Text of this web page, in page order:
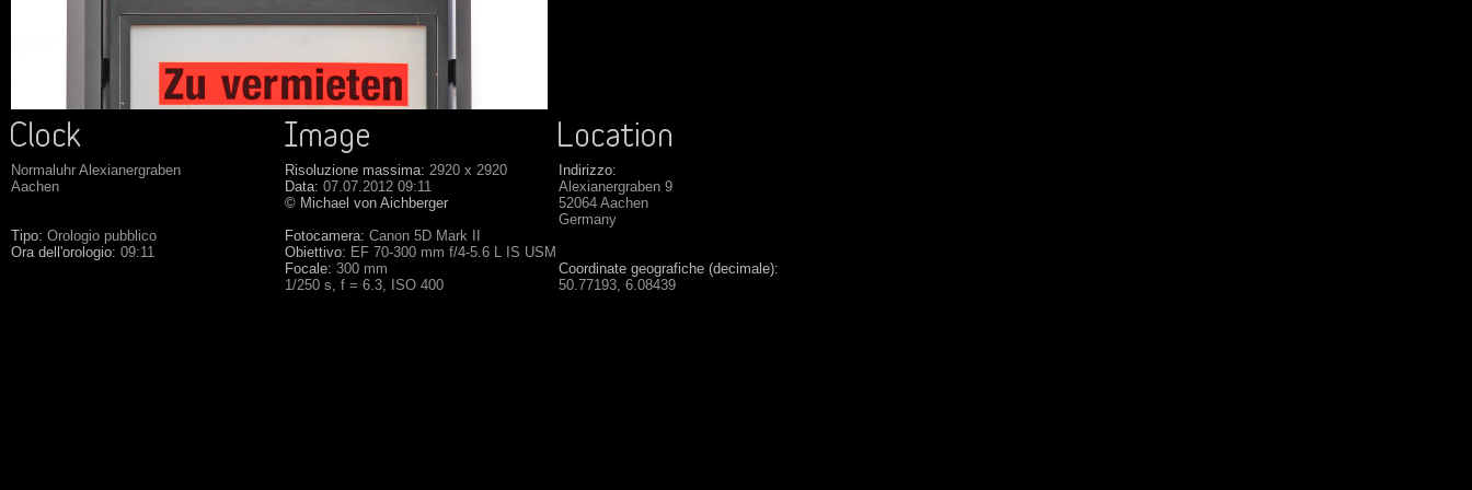
Normaluhr Alexianergraben
Aachen
Tipo: Orologio pubblico
Ora dell'orologio: 09:11
Risoluzione massima: 2920 x 2920
Data: 07.07.2012 09:11
© Michael von Aichberger
Fotocamera: Canon 5D Mark II
Obiettivo: EF 70-300 mm f/4-5.6 L IS USM
Focale: 300 mm
1/250 s, f = 6.3, ISO 400
Indirizzo:
Alexianergraben 9
52064 Aachen
Germany
Coordinate geografiche (decimale):
50.77193, 6.08439